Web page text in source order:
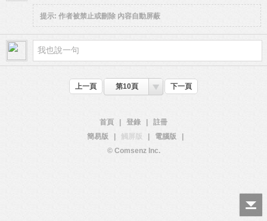
提示: 作者被禁止或刪除 內容自動屏蔽
上一頁 第10頁 下一頁
首頁 登錄
註冊
簡易版
觸屏版 電腦版
© Comsenz Inc.